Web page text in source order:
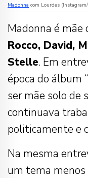
Madonna com Lourdes
Madonna é mãe
Rocco, David,
Stelle. Em
época do álbum
ser mãe solo de
continuava
politicamente e
Na mesma
um tema menos